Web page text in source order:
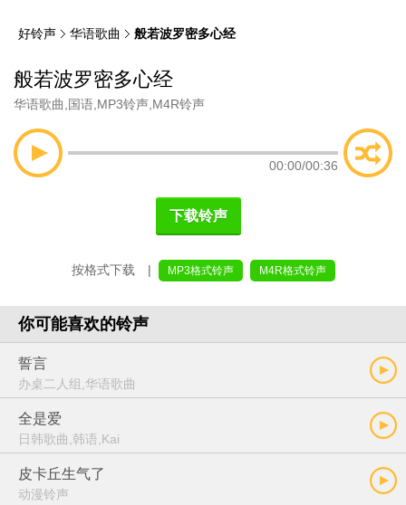
好铃声 华语歌曲 般若波罗密多心经
般若波罗密多心经
华语歌曲 国语 MP3铃声 M4R铃声
00:00/00:36
下载铃声
按格式下载 | MP3格式铃声 M4R格式铃声
你可能喜欢的铃声
誓言
办桌二人组,华语歌曲
全是爱
日韩歌曲,韩语,Kai
皮卡丘生气了
动漫铃声